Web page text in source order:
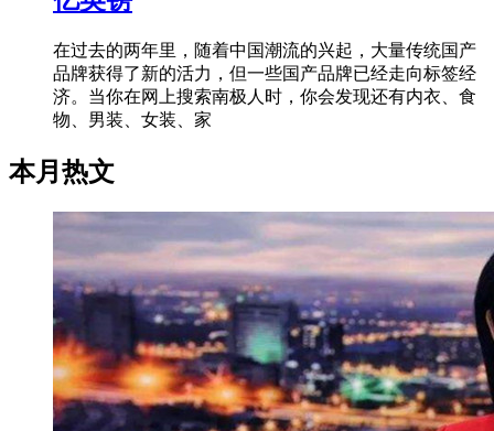
在过去的两年里，随着中国潮流的兴起，大量传统国产
品牌获得了新的活力，但一些国产品牌已经走向标签经
济。当你在网上搜索南极人时，你会发现还有内衣、食
物、男装、女装、家
本月热文